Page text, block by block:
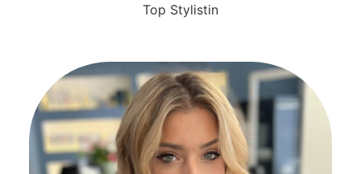
Top Stylistin